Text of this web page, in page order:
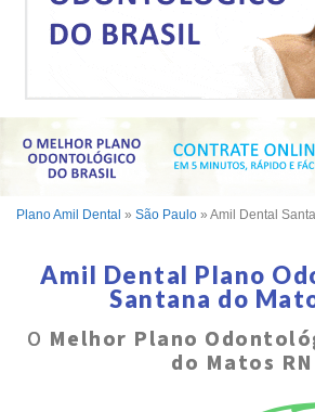
Plano Amil Dental » São Paulo » Amil Dental
Amil Dental Plano
Santana do
O Melhor Plano
do Matos RN